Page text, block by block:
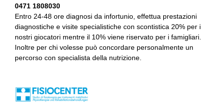
0471 1808030
Entro 24-48 ore diagnosi da infortunio, effettua prestazioni
diagnostiche e visite specialistiche con scontistica 20% per i
nostri giocatori mentre il 10% viene riservato per i famigliari.
Inoltre per chi volesse può concordare personalmente un
percorso con specialista della nutrizione.